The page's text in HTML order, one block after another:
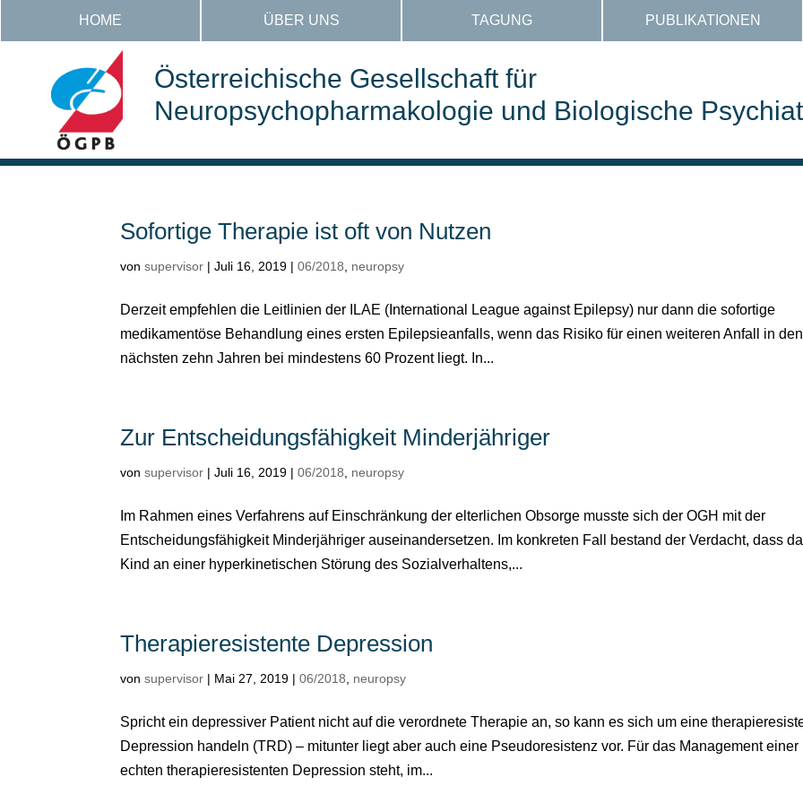
HOME ÜBER UNS TAGUNG PUBLIKATIONEN
Österreichische Gesellschaft für
Neuropsychopharmakologie und Biologische
Sofortige Therapie ist oft von Nutzen
vonsupervisor |Juli 16, 2019 |06/2018 neuropsy
Derzeit empfehlen die Leitlinien der ILAE (International League against Epilepsy) nur dann die sofortige
medikamentöse Behandlung eines ersten Epilepsieanfalls, wenn das Risiko für einen weiteren Anfall in den
nächsten zehn Jahren bei mindestens 60 Prozent liegt. In...
Zur Entscheidungsfähigkeit Minderjähriger
vonsupervisor |Juli 16, 2019 |06/2018 neuropsy
Im Rahmen eines Verfahrens auf Einschränkung der elterlichen Obsorge musste sich der OGH mit der
Entscheidungsfähigkeit Minderjähriger auseinandersetzen. Im konkreten Fall bestand der Verdacht, dass
Kind an einer hyperkinetischen Störung des Sozialverhaltens,...
Therapieresistente Depression
vonsupervisor | Mai 27, 2019 |06/2018 neuropsy
Spricht ein depressiver Patient nicht auf die verordnete Therapie an, so kann es sich um eine
Depression handeln (TRD) – mitunter liegt aber auch eine Pseudoresistenz vor. Für das Management einer
echten therapieresistenten Depression steht, im...